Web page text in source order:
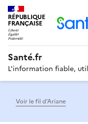
RÉPUBLIQUE
FRANÇAISE
Santé.fr
L'information fiable,
Voir le fil d’Ariane